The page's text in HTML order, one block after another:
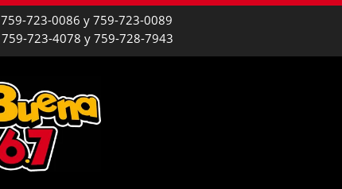
759-723-0086 y 759-723-0089
759-723-4078 y 759-728-7943